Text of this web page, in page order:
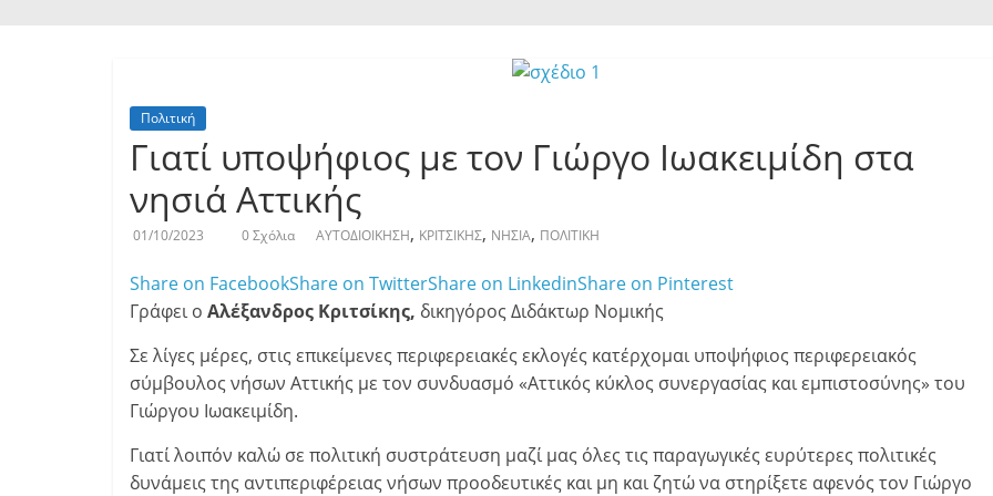
Πολιτική
Γιατί υποψήφιος με τον Γιώργο Ιωακειμίδη στα
νησιά Αττικής
01/10/2023 0 Σχόλια ΑΥΤΟΔΙΟΙΚΗΣΗ, ΚΡΙΤΣΙΚΗΣ, ΝΗΣΙΑ, ΠΟΛΙΤΙΚΗ
Share on FacebookShare on TwitterShare on LinkedinShare on Pinterest
Γράφει ο Αλέξανδρος Κριτσίκης, δικηγόρος Διδάκτωρ Νομικής
Σε λίγες μέρες, στις επικείμενες περιφερειακές εκλογές κατέρχομαι υποψήφιος περιφερειακός
σύμβουλος νήσων Αττικής με τον συνδυασμό «Αττικός κύκλος συνεργασίας και εμπιστοσύνης» του
Γιώργου Ιωακειμίδη.
Γιατί λοιπόν καλώ σε πολιτική συστράτευση μαζί μας όλες τις παραγωγικές ευρύτερες πολιτικές
δυνάμεις της αντιπεριφέρειας νήσων προοδευτικές και μη και ζητώ να στηρίξετε αφενός τον Γιώργο